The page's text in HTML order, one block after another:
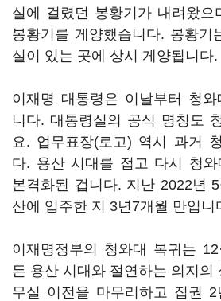
실에 걸렸던 봉황기가 내려왔으
봉황기를 게양했습니다. 봉황기
실이 있는 곳에 상시 게양됩니다.
이재명 대통령은 이날부터 청
니다. 대통령실의 공식 명칭도
요. 업무표장(로고) 역시 과거
다. 용산 시대를 접고 다시 청와
본격화된 겁니다. 지난 2022년
산에 입주한 지 3년7개월 만입니
이재명정부의 청와대 복귀는
든 용산 시대와 절연하는 의지의
무실 이전을 마무리하고 집권